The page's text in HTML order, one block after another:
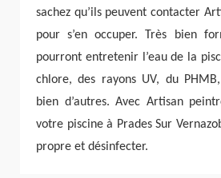
sachez qu’ils peuvent contacter
pour s’en occuper. Très bien
pourront entretenir l’eau de la
chlore, des rayons UV, du
bien d’autres. Avec Artisan
votre piscine à Prades Sur
propre et désinfecter.